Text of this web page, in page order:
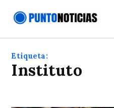
Etiqueta:
instituto